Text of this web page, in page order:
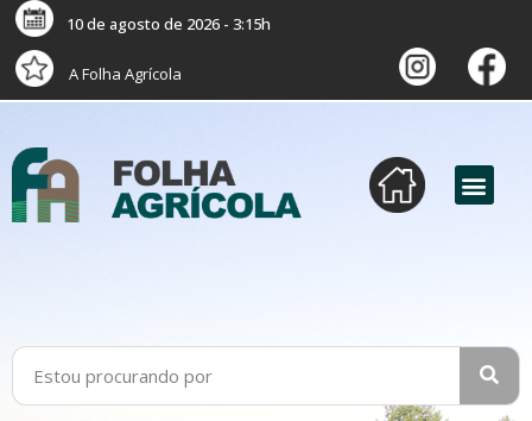
10 de agosto de 2026 - 3:15h
A Folha Agrícola